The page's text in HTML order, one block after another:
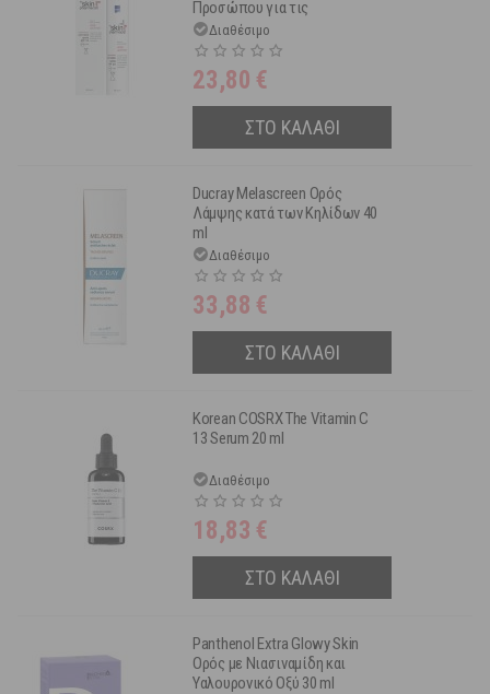
Προσώπου για τις
Δυσχρωμίες & τις Πανάδες
Spf15 50ml
Διαθέσιμο
23,80 €
ΣΤΟ ΚΑΛΑΘΙ
Ducray Melascreen Ορός
Λάμψης κατά των Κηλίδων 40
ml
Διαθέσιμο
33,88 €
ΣΤΟ ΚΑΛΑΘΙ
Korean COSRX The Vitamin C
13 Serum 20 ml
Διαθέσιμο
18,83 €
ΣΤΟ ΚΑΛΑΘΙ
Panthenol Extra Glowy Skin
Oρός με Νιασιναμίδη και
Υαλουρονικό Οξύ 30 ml